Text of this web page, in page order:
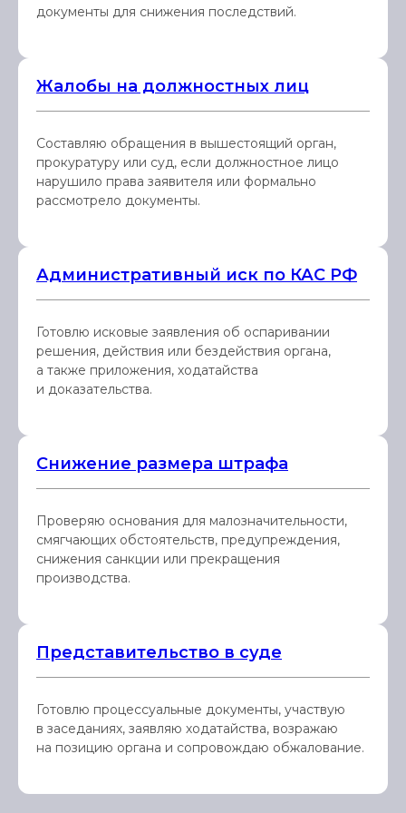
документы для снижения последствий.
Жалобы на должностных лиц
Составляю обращения в вышестоящий орган,
прокуратуру или суд, если должностное лицо
нарушило права заявителя или формально
рассмотрело документы.
Административный иск по КАС РФ
Готовлю исковые заявления об оспаривании
решения, действия или бездействия органа,
а также приложения, ходатайства
и доказательства.
Снижение размера штрафа
Проверяю основания для малозначительности,
смягчающих обстоятельств, предупреждения,
снижения санкции или прекращения
производства.
Представительство в суде
Готовлю процессуальные документы, участвую
в заседаниях, заявляю ходатайства, возражаю
на позицию органа и сопровождаю обжалование.